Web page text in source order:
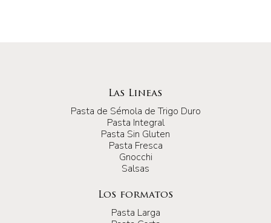
Las Lineas
Pasta de Sémola de Trigo Duro
Pasta Integral
Pasta Sin Gluten
Pasta Fresca
Gnocchi
Salsas
Los formatos
Pasta Larga